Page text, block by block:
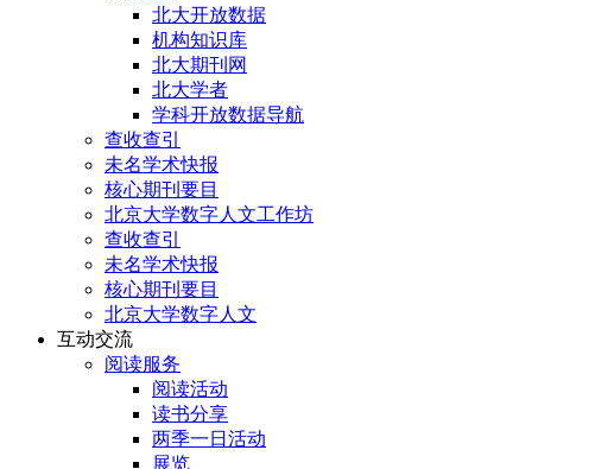
北大开放数据
机构知识库
北大期刊网
北大学者
学科开放数据导航
查收查引
未名学术快报
核心期刊要目
北京大学数字人文工作坊
查收查引
未名学术快报
核心期刊要目
北京大学数字人文
互动交流
阅读服务
阅读活动
读书分享
两季一日活动
展览